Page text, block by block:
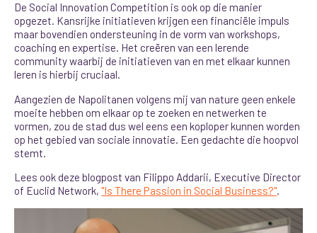
De Social Innovation Competition is ook op die manier
opgezet. Kansrijke initiatieven krijgen een financiële impuls
maar bovendien ondersteuning in de vorm van workshops,
coaching en expertise. Het creëren van een lerende
community waarbij de initiatieven van en met elkaar kunnen
leren is hierbij cruciaal.
Aangezien de Napolitanen volgens mij van nature geen enkele
moeite hebben om elkaar op te zoeken en netwerken te
vormen, zou de stad dus wel eens een koploper kunnen worden
op het gebied van sociale innovatie. Een gedachte die hoopvol
stemt.
Lees ook deze blogpost van Filippo Addarii, Executive Director
of Euclid Network,"Is There Passion in Social Business?".